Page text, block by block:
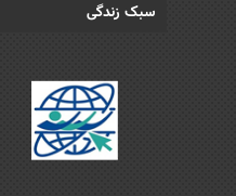
سبک زندگی